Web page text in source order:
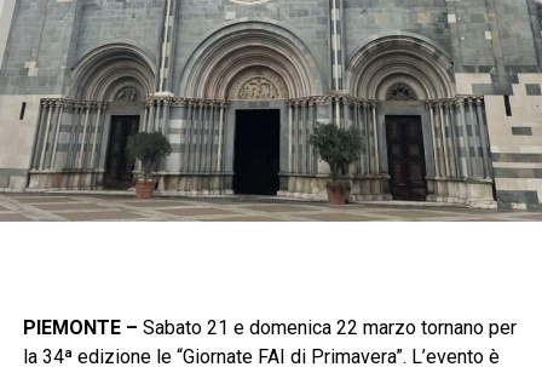
PIEMONTE – Sabato 21 e domenica 22 marzo tornano per
la 34ª edizione le “Giornate FAI di Primavera”. L’evento è